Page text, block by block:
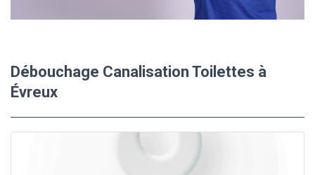
Débouchage Canalisation Toilettes à
Évreux